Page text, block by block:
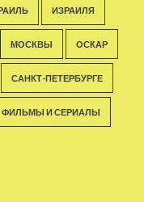
ИЗРАИЛЯ
МОСКВЫ ОСКАР
САНКТ-ПЕТЕРБУРГЕ
ФИЛЬМЫ И СЕРИАЛЫ